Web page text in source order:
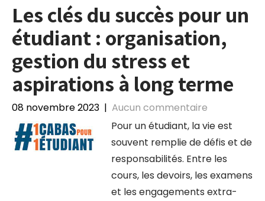
Les clés du succès pour un
étudiant : organisation,
gestion du stress et
aspirations à long terme
08 novembre 2023 | Aucun commentaire
Pour un étudiant, la vie est
souvent remplie de défis et de
responsabilités. Entre les
cours, les devoirs, les examens
et les engagements extra-